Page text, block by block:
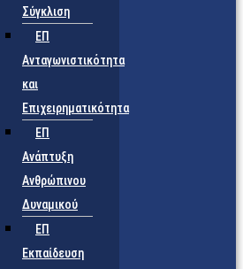
Σύγκλιση
ΕΠ
Ανταγωνιστικότητα
και
Επιχειρηματικότητα
ΕΠ
Ανάπτυξη
Ανθρώπινου
Δυναμικού
ΕΠ
Εκπαίδευση